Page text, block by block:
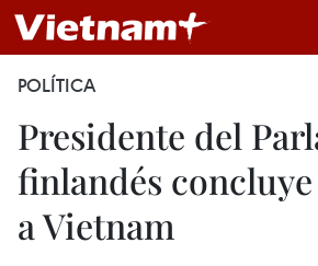
POLÍTICA
Presidente del
finlandés
a Vietnam